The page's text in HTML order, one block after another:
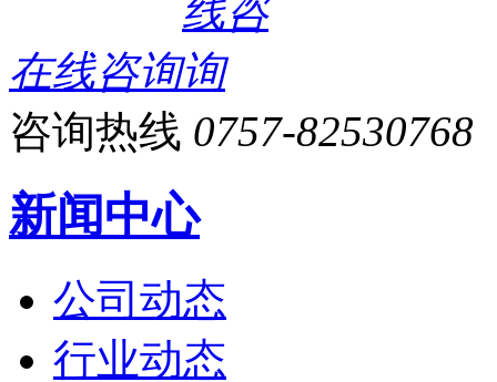
在线咨询
咨询热线 0757-82530768
新闻中心
公司动态
行业动态